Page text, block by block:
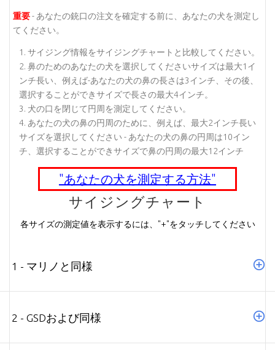
重要- あなたの銃口の注文を確定する前に、あなたの犬を測定し
てください。
サイジング情報をサイジングチャートと比較してください。
鼻のためのあなたの犬を選択してくださいサイズは最大1イ
ンチ長い、例えば-あなたの犬の鼻の長さは3インチ、その後、
選択することができサイズで長さの最大4インチ。
犬の口を閉じて円周を測定してください。
あなたの犬の鼻の円周のために、例えば、最大2インチ長い
サイズを選択してください - あなたの犬の鼻の円周は10イン
チ、選択することができサイズで鼻の円周の最大12インチ
"あなたの犬を測定する方法"
サイジングチャート
各サイズの測定値を表示するには、"+"をタッチしてください
1 - マリノと同様
2 - GSDおよび同様